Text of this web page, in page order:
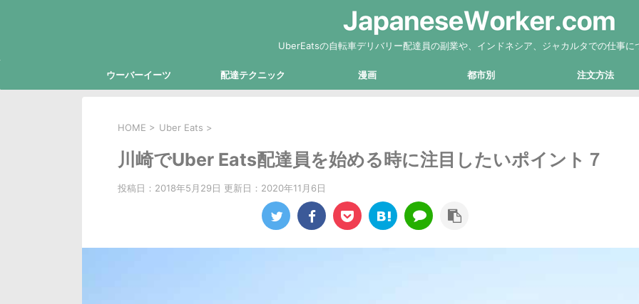
UberEatsの自転車デリバリー配達員の副業や、インドネシア、ジャカルタでの仕事に
ウーバーイーツ 配達テクニック 漫画 都市別 注文方法
HOME > Uber Eats >
川崎でUber Eats配達員を始める時に注目したいポイント７
投稿日：2018年5月29日 更新日： 2020年11月6日